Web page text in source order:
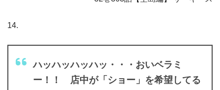
14.
ハッハッハッハッ・・・おいベラミ
ー！！ 店中が「ショー」を希望してる